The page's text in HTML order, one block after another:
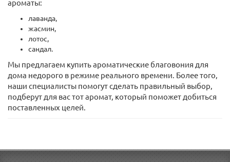
ароматы:
лаванда,
жасмин,
лотос,
сандал.
Мы предлагаем купить ароматические благовония для
дома недорого в режиме реального времени. Более того,
наши специалисты помогут сделать правильный выбор,
подберут для вас тот аромат, который поможет добиться
поставленных целей.